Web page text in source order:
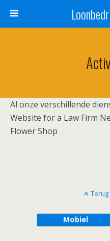
Al onze verschillende
Website for a Law Firm
Flower Shop
Mobiel